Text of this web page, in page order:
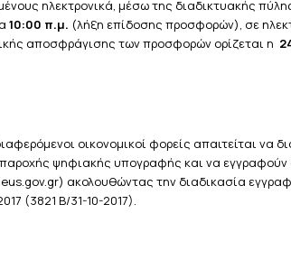
ηλεκτρονικά, μέσω της διαδικτυακής
10:00 π.μ. (λήξη επίδοσης προσφορών), σε
αποσφράγισης των προσφορών ορίζεται η
οικονομικοί φορείς απαιτείται να
ψηφιακής υπογραφής και να εγγραφούν
ακολουθώντας την διαδικασία
(3821 Β/31-10-2017).